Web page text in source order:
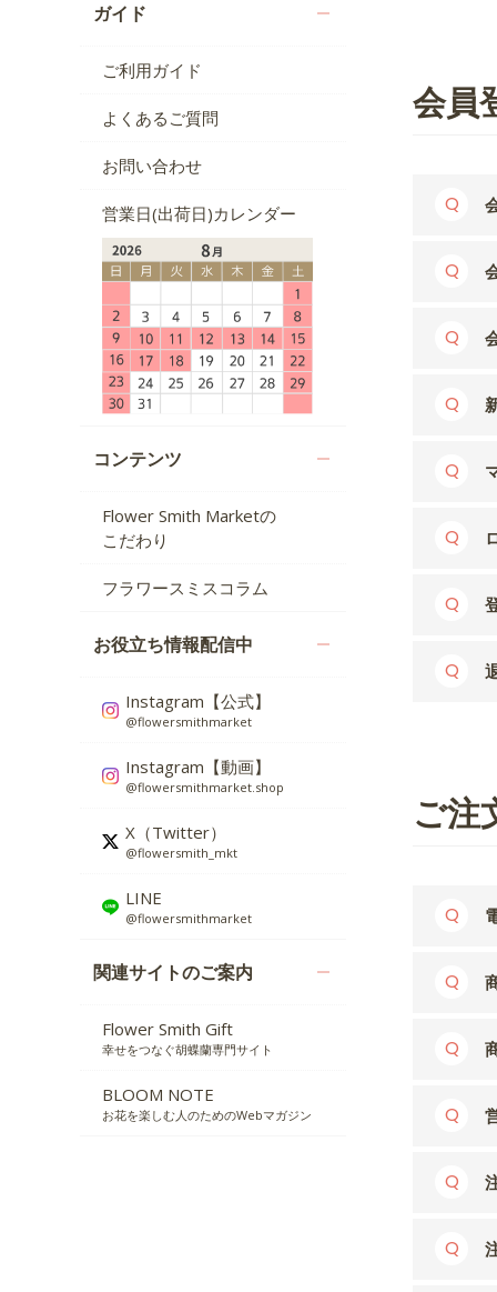
ガイド
ご利用ガイド
よくあるご質問
お問い合わせ
営業日(出荷日)カレンダー
コンテンツ
Flower Smith Marketの
こだわり
フラワースミスコラム
お役立ち情報配信中
Instagram【公式】
@flowersmithmarket
Instagram【動画】
@flowersmithmarket.shop
X（Twitter）
@flowersmith_mkt
LINE
@flowersmithmarket
関連サイトのご案内
Flower Smith Gift
幸せをつなぐ胡蝶蘭専門サイト
BLOOM NOTE
お花を楽しむ人のためのWebマガジン
会員
ご注